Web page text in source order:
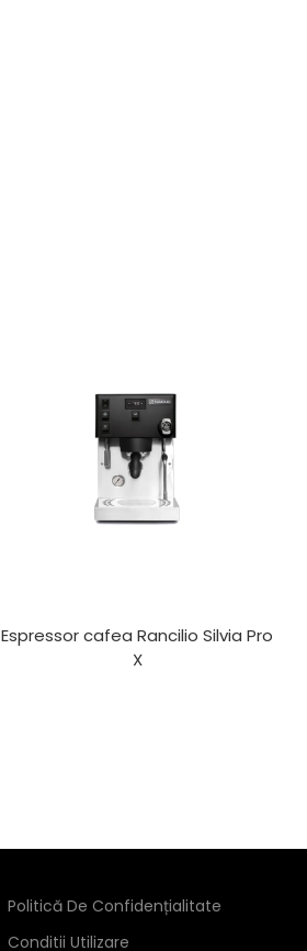
Espressor cafea Rancilio Silvia Pro
X
Politică De Confidențialitate
Conditii Utilizare